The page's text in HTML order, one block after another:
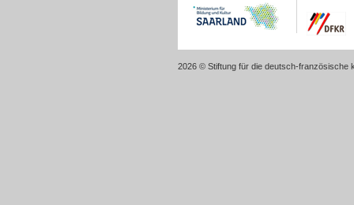
2026 © Stiftung für die deutsch-französische